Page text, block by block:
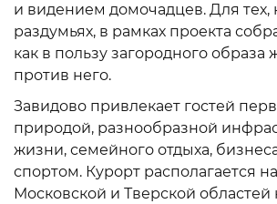
и видением домочадцев. Для тех,
раздумьях, в рамках проекта
как в пользу загородного образа
против него.
Завидово привлекает гостей
природой, разнообразной
жизни, семейного отдыха,
спортом. Курорт располагается
Московской и Тверской областей